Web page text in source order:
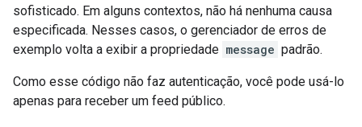
sofisticado. Em alguns contextos, não há nenhuma causa
especificada. Nesses casos, o gerenciador de erros de
exemplo volta a exibir a propriedade message padrão.
Como esse código não faz autenticação, você pode usá-lo
apenas para receber um feed público.